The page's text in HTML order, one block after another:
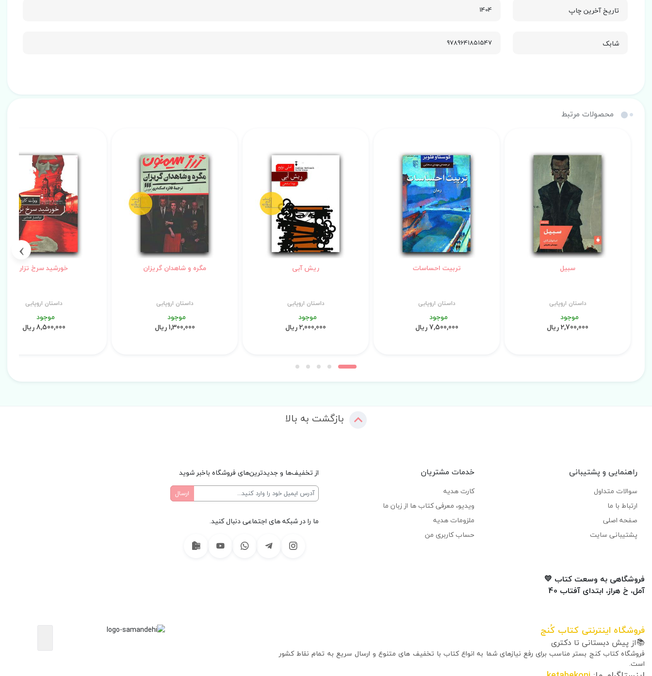
تاریخ آخرین چاپ 1404
شابک 9789641851547
محصولات مرتبط
سبیل
داستان اروپایی
موجود
2,700,000 ریال
تربیت احساسات
داستان اروپایی
موجود
7,500,000 ریال
ریش آبی
داستان اروپایی
موجود
2,000,000 ریال
مگره و شاهدان گریزان
داستان اروپایی
موجود
1,300,000 ریال
خورشید سرخ تزار
داستان اروپایی
موجود
8,500,000 ریال
›
بازگشت به بالا
راهنمایی و پشتیبانی
سوالات متداول
ارتباط با ما
صفحه اصلی
پشتیبانی سایت
خدمات مشتریان
کارت هدیه
ویدیو، معرفی کتاب ها از زبان ما
ملزومات هدیه
حساب کاربری من
از تخفیف‌ها و جدیدترین‌های فروشگاه باخبر شوید
ما را در شبکه های اجتماعی دنبال کنید.
فروشگاهی به وسعت کتاب 💛
آمل، خ هراز، ابتدای آفتاب 40
فروشگاه اینترنتی کتاب کُنج
📚از پیش دبستانی تا دکتری
فروشگاه کتاب کنج بستر مناسب برای رفع نیازهای شما به انواع کتاب با تخفیف های متنوع و ارسال سریع به تمام نقاط کشور
است.